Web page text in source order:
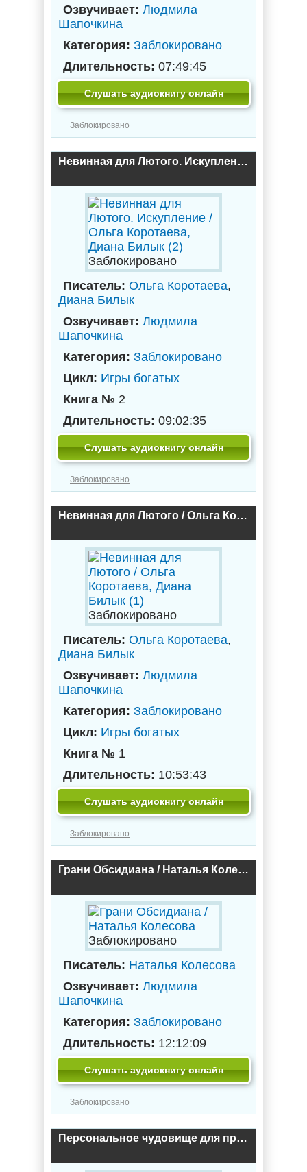
Озвучивает: Людмила
Шапочкина
Категория: Заблокировано
Длительность: 07:49:45
Слушать аудиокнигу онлайн
Заблокировано
Невинная для Лютого. Искупление / Ольга Коротаева, Диана Билык (2)
Заблокировано
Писатель: Ольга Коротаева,
Диана Билык
Озвучивает: Людмила
Шапочкина
Категория: Заблокировано
Цикл: Игры богатых
Книга № 2
Длительность: 09:02:35
Слушать аудиокнигу онлайн
Заблокировано
Невинная для Лютого / Ольга Коротаева, Диана Билык (1)
Заблокировано
Писатель: Ольга Коротаева,
Диана Билык
Озвучивает: Людмила
Шапочкина
Категория: Заблокировано
Цикл: Игры богатых
Книга № 1
Длительность: 10:53:43
Слушать аудиокнигу онлайн
Заблокировано
Грани Обсидиана / Наталья Колесова
Заблокировано
Писатель: Наталья Колесова
Озвучивает: Людмила
Шапочкина
Категория: Заблокировано
Длительность: 12:12:09
Слушать аудиокнигу онлайн
Заблокировано
Персональное чудовище для принцессы / Марина Орлова